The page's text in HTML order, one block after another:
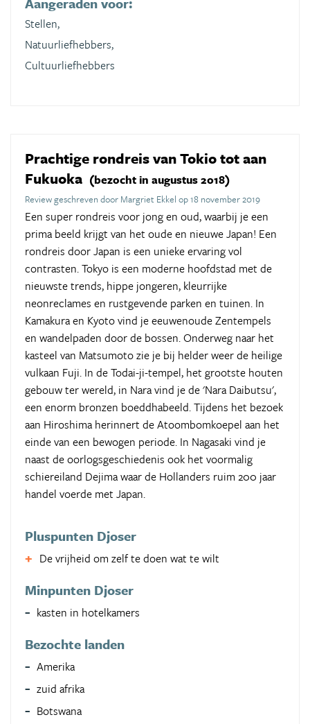
Stellen,
Natuurliefhebbers,
Cultuurliefhebbers
Prachtige rondreis van Tokio tot aan
Fukuoka (bezocht in augustus 2018)
Review geschreven door Margriet Ekkel op 18 november 2019
Een super rondreis voor jong en oud, waarbij je een
prima beeld krijgt van het oude en nieuwe Japan! Een
rondreis door Japan is een unieke ervaring vol
contrasten. Tokyo is een moderne hoofdstad met de
nieuwste trends, hippe jongeren, kleurrijke
neonreclames en rustgevende parken en tuinen. In
Kamakura en Kyoto vind je eeuwenoude Zentempels
en wandelpaden door de bossen. Onderweg naar het
kasteel van Matsumoto zie je bij helder weer de heilige
vulkaan Fuji. In de Todai-ji-tempel, het grootste houten
gebouw ter wereld, in Nara vind je de 'Nara Daibutsu',
een enorm bronzen boeddhabeeld. Tijdens het bezoek
aan Hiroshima herinnert de Atoombomkoepel aan het
einde van een bewogen periode. In Nagasaki vind je
naast de oorlogsgeschiedenis ook het voormalig
schiereiland Dejima waar de Hollanders ruim 200 jaar
handel voerde met Japan.
Pluspunten Djoser
De vrijheid om zelf te doen wat te wilt
Minpunten Djoser
kasten in hotelkamers
Bezochte landen
Amerika
zuid afrika
Botswana